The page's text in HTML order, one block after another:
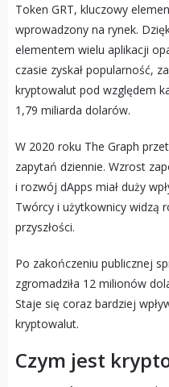
Token GRT, kluczowy
wprowadzony na rynek.
elementem wielu aplikacji
czasie zyskał popularność,
kryptowalut pod względem
1,79 miliarda dolarów.
W 2020 roku The Graph
zapytań dziennie. Wzrost
i rozwój dApps miał duży
Twórcy i użytkownicy widzą
przyszłości.
Po zakończeniu publicznej
zgromadziła 12 milionów
Staje się coraz bardziej
kryptowalut.
Czym jest